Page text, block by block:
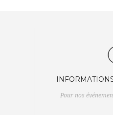
Pour nos